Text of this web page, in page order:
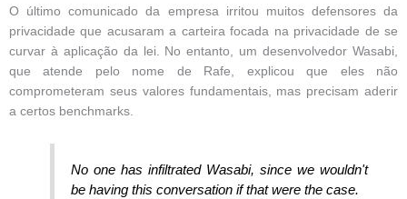
O último comunicado da empresa irritou muitos defensores da
privacidade que acusaram a carteira focada na privacidade de se
curvar à aplicação da lei. No entanto, um desenvolvedor Wasabi,
que atende pelo nome de Rafe, explicou que eles não
comprometeram seus valores fundamentais, mas precisam aderir
a certos benchmarks.
No one has infiltrated Wasabi, since we wouldn't
be having this conversation if that were the case.